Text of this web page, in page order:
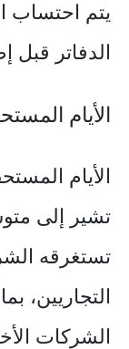
يتم احتساب
الدفاتر قبل
الأيام
تشير إلى
تستغرقه
التجاريين،
الشركات